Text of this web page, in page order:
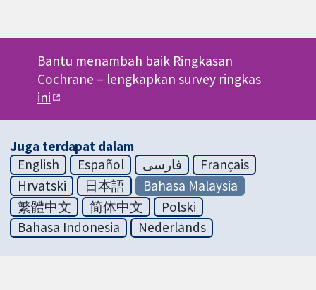
Bantu menambah baik Ringkasan
Cochrane – lengkapkan survey ringkas
ini
Juga terdapat dalam
English
Español فارسی
Français
Hrvatski
日本語
Bahasa Malaysia
繁體中文
简体中文
Polski
Bahasa Indonesia
Nederlands